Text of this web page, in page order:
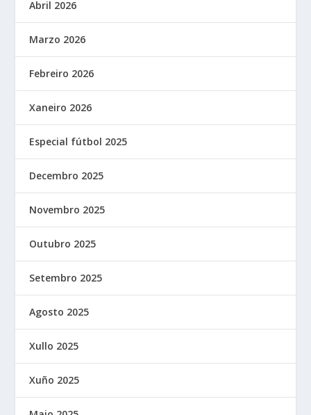
Abril 2026
Marzo 2026
Febreiro 2026
Xaneiro 2026
Especial fútbol 2025
Decembro 2025
Novembro 2025
Outubro 2025
Setembro 2025
Agosto 2025
Xullo 2025
Xuño 2025